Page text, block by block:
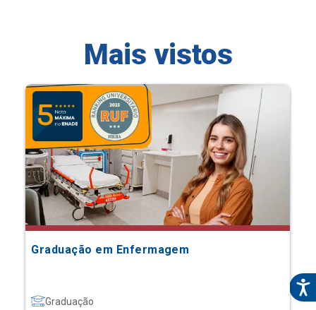
Mais vistos
Graduação em Enfermagem
Graduação